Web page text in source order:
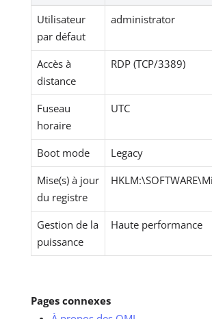
Utilisateur
par défaut
administrator
Accès à
distance
RDP (TCP/3389)
Fuseau
horaire
UTC
Boot mode
Legacy
Mise(s) à jour
du registre
Gestion de la
puissance
Haute performance
Pages connexes